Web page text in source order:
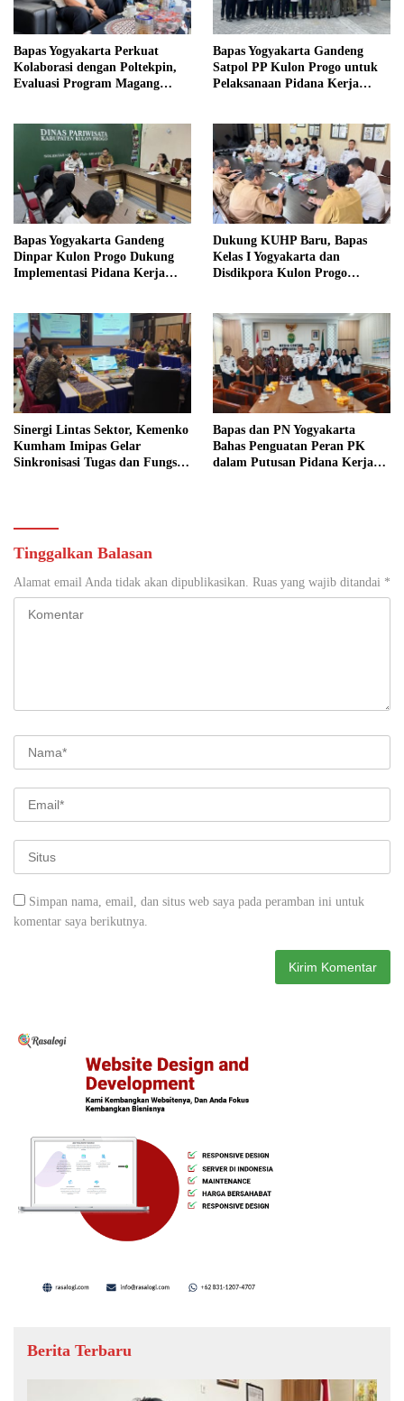
Bapas Yogyakarta Perkuat
Kolaborasi dengan Poltekpin,
Evaluasi Program Magang
Bapas Yogyakarta Gandeng
Satpol PP Kulon Progo untuk
Pelaksanaan Pidana Kerja
Bapas Yogyakarta Gandeng
Dinpar Kulon Progo Dukung
Implementasi Pidana Kerja
Dukung KUHP Baru, Bapas
Kelas I Yogyakarta dan
Disdikpora Kulon Progo
Sinergi Lintas Sektor, Kemenko
Kumham Imipas Gelar
Sinkronisasi Tugas dan Fungsi
Bapas dan PN Yogyakarta
Bahas Penguatan Peran PK
dalam Putusan Pidana Kerja
Tinggalkan Balasan
Alamat email Anda tidak akan dipublikasikan. Ruas yang wajib ditandai *
Simpan nama, email, dan situs web saya pada peramban ini untuk
komentar saya berikutnya.
Berita Terbaru